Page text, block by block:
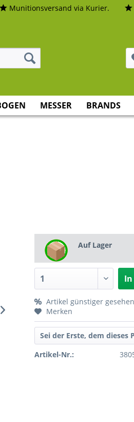
Munitionsversand via Kurier.
MESSER BRANDS
Auf Lager
Artikel günstiger
Merken
Sei der Erste, dem dieses
Artikel-Nr.: